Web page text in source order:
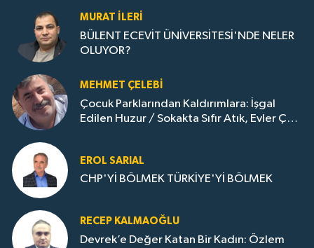
MURAT İLERI
BÜLENT ECEVİT ÜNİVERSİTESİ'NDE NELER
OLUYOR?
MEHMET ÇELEBI
Çocuk Parklarından Kaldırımlara: İşgal
Edilen Huzur / Sokakta Sıfır Atık, Evler Çöp
EROL SARIAL
CHP'Yİ BÖLMEK TÜRKİYE'Yİ BÖLMEK
RECEP KALMAOĞLU
Devrek’e Değer Katan Bir Kadın: Özlem